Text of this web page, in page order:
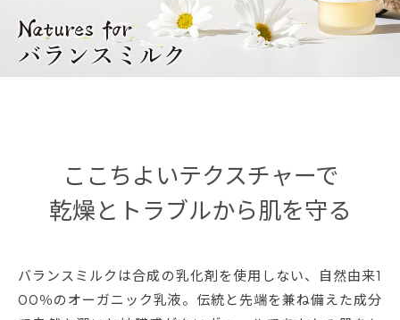
ここちよいテクスチャーで
乾燥とトラブルから肌を守る
バランスミルクは合成の乳化剤を使用しない、自然由来1
00％のオーガニック乳液。伝統と先端を兼ね備えた成分